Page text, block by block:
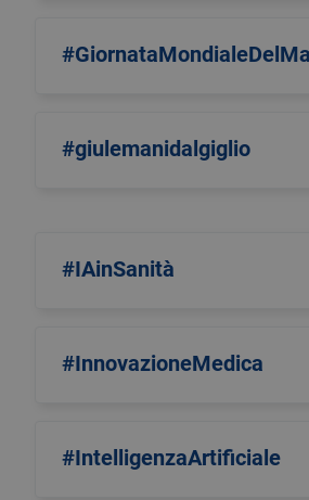
#giulemanidalgiglio
#IAinSanità
#InnovazioneMedica
#IntelligenzaArtificiale